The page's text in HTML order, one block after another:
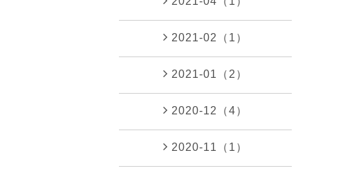
2021-02（1）
2021-01（2）
2020-12（4）
2020-11（1）